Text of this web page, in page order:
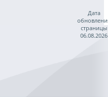
Дата
страницы
06.08.2026